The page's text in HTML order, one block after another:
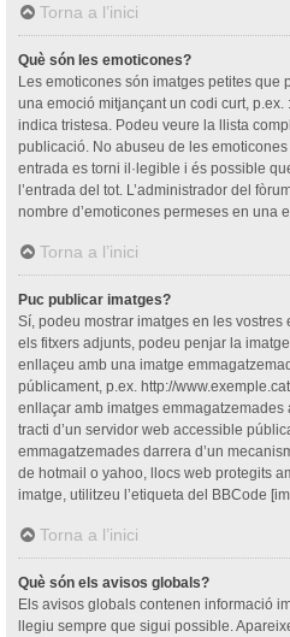
Torna a l’inici
Què són les emoticones?
Les emoticones són imatges petites que
una emoció mitjançant un codi curt,
indica tristesa. Podeu veure la llista
publicació. No abuseu de les
entrada es torni il·legible i és possible
l’entrada del tot. L’administrador del
nombre d’emoticones permeses en una
Torna a l’inici
Puc publicar imatges?
Sí, podeu mostrar imatges en les vostres
els fitxers adjunts, podeu penjar la
enllaçeu amb una imatge
públicament, p.ex. http://
enllaçar amb imatges
tracti d’un servidor web accessible
emmagatzemades darrera d’un
de hotmail o yahoo, llocs web protegits
imatge, utilitzeu l’etiqueta del BBCode
Torna a l’inici
Què són els avisos globals?
Els avisos globals contenen informació
llegiu sempre que sigui possible.